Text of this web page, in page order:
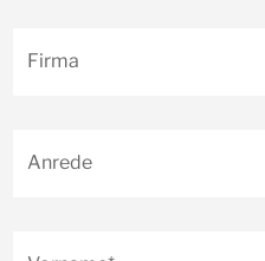
Firma
Anrede